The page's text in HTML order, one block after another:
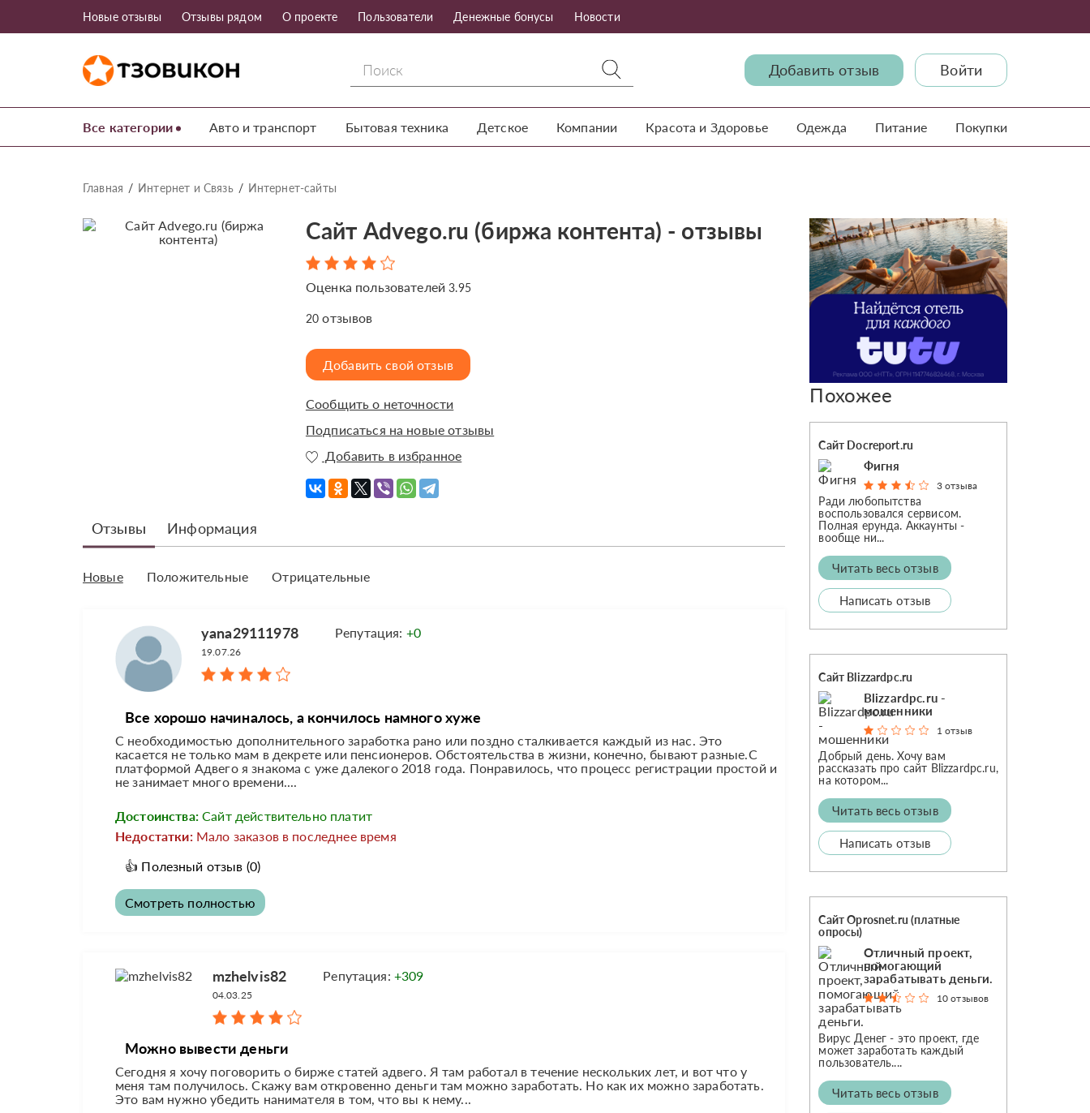
Новые отзывы Отзывы рядом О проекте Пользователи Денежные бонусы Новости
Добавить отзыв Войти
Все категории Авто и транспорт Бытовая техника Детское Компании Красота и Здоровье Одежда Питание Покупки
Главная Интернет и Связь Интернет-сайты
Сайт Advego.ru (биржа контента) - отзывы
Оценка пользователей3.95
20 отзывов
Добавить свой отзыв
Сообщить о неточности
Подписаться на новые отзывы
Добавить в избранное
Отзывы Информация
Новые Положительные Отрицательные
yana29111978 Репутация: +0
19.07.26
Все хорошо начиналось, а кончилось намного хуже
С необходимостью дополнительного заработка рано или поздно сталкивается каждый из нас. Это
касается не только мам в декрете или пенсионеров. Обстоятельства в жизни, конечно, бывают разные.С
платформой Адвего я знакома с уже далекого 2018 года. Понравилось, что процесс регистрации простой и
не занимает много времени....
Достоинства: Сайт действительно платит
Недостатки: Мало заказов в последнее время
👍 Полезный отзыв (0)
Смотреть полностью
mzhelvis82 Репутация: +309
04.03.25
Можно вывести деньги
Сегодня я хочу поговорить о бирже статей адвего. Я там работал в течение нескольких лет, и вот что у
меня там получилось. Скажу вам откровенно деньги там можно заработать. Но как их можно заработать.
Это вам нужно убедить нанимателя в том, что вы к нему...
Похожее
Сайт Docreport.ru
Фигня
3 отзыва
Ради любопытства
воспользовался сервисом.
Полная ерунда. Аккаунты -
вообще ни...
Читать весь отзыв
Написать отзыв
Сайт Blizzardpc.ru
Blizzardpc.ru -
мошенники
1 отзыв
Добрый день. Хочу вам
рассказать про сайт Blizzardpc.ru,
на котором...
Читать весь отзыв
Написать отзыв
Сайт Oprosnet.ru (платные
опросы)
Отличный проект,
помогающий
зарабатывать деньги.
10 отзывов
Вирус Денег - это проект, где
может заработать каждый
пользователь....
Читать весь отзыв